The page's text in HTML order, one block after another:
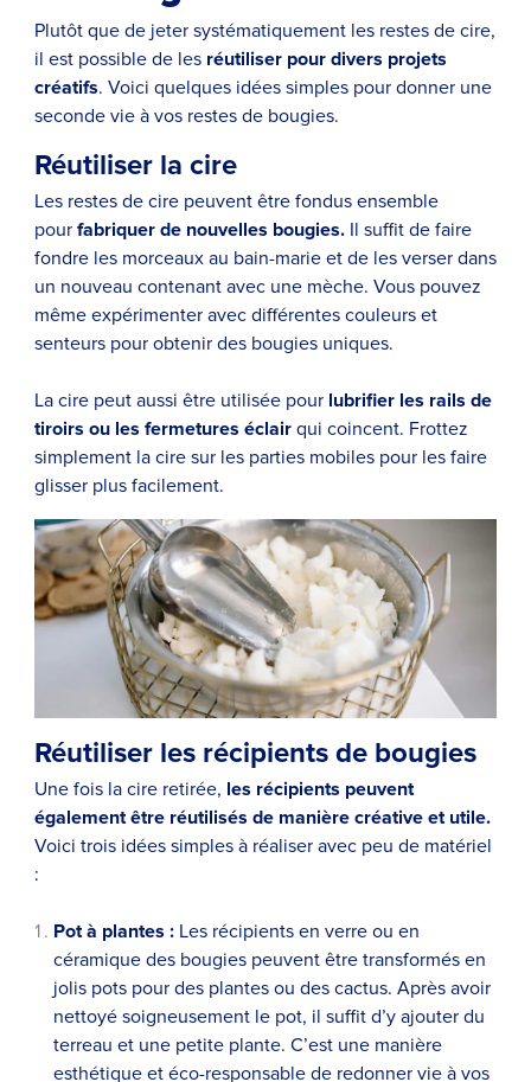
Plutôt que de jeter systématiquement les restes de cire,
il est possible de les réutiliser pour divers projets
créatifs. Voici quelques idées simples pour donner une
seconde vie à vos restes de bougies.
Réutiliser la cire
Les restes de cire peuvent être fondus ensemble
pour fabriquer de nouvelles bougies. Il suffit de faire
fondre les morceaux au bain-marie et de les verser dans
un nouveau contenant avec une mèche. Vous pouvez
même expérimenter avec différentes couleurs et
senteurs pour obtenir des bougies uniques.
La cire peut aussi être utilisée pour lubrifier les rails de
tiroirs ou les fermetures éclair qui coincent. Frottez
simplement la cire sur les parties mobiles pour les faire
glisser plus facilement.
Réutiliser les récipients de bougies
Une fois la cire retirée, les récipients peuvent
également être réutilisés de manière créative et utile.
Voici trois idées simples à réaliser avec peu de matériel
:
Pot à plantes : Les récipients en verre ou en
céramique des bougies peuvent être transformés en
jolis pots pour des plantes ou des cactus. Après avoir
nettoyé soigneusement le pot, il suffit d’y ajouter du
terreau et une petite plante. C’est une manière
esthétique et éco-responsable de redonner vie à vos